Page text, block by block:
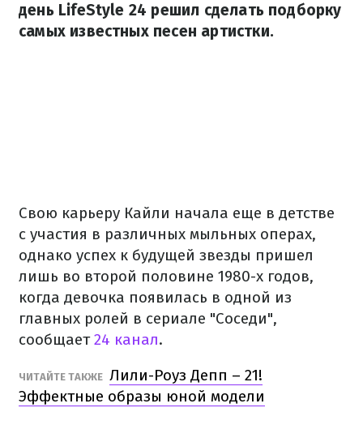
день LifeStyle 24 решил сделать подборку
самых известных песен артистки.
Свою карьеру Кайли начала еще в детстве
с участия в различных мыльных операх,
однако успех к будущей звезды пришел
лишь во второй половине 1980-х годов,
когда девочка появилась в одной из
главных ролей в сериале "Соседи",
сообщает24 канал.
ЧИТАЙТЕ ТАКЖЕ Лили-Роуз Депп – 21!
Эффектные образы юной модели